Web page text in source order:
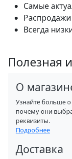
Самые
Распродажи
Всегда
Полезная
О
Узнайте больше
почему они
реквизиты.
Подробнее
Доставка